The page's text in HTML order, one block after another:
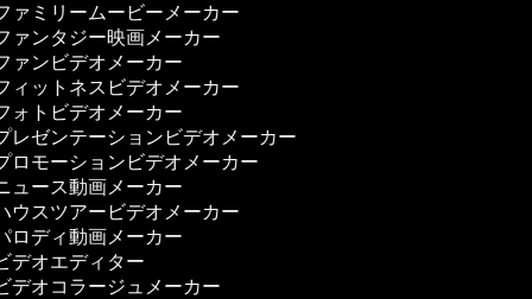
ァミリームービーメーカー
ァンタジー映画メーカー
ァンビデオメーカー
ィットネスビデオメーカー
ォトビデオメーカー
レゼンテーションビデオメーカー
ロモーションビデオメーカー
ュース動画メーカー
ウスツアービデオメーカー
ロディ動画メーカー
デオエディター
デオコラージュメーカー